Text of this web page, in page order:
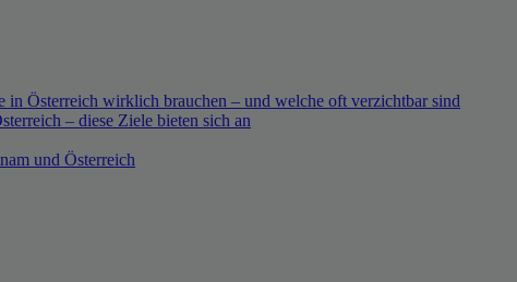
in Österreich wirklich brauchen – und welche oft verzichtbar sind
– diese Ziele bieten sich an
und Österreich